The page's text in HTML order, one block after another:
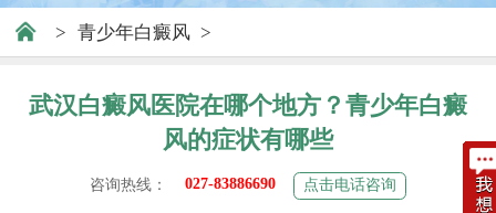
> 青少年白癜风 >
武汉白癜风医院在哪个地方？青少年白癜
风的症状有哪些
咨询热线： 027-83886690 点击电话咨询